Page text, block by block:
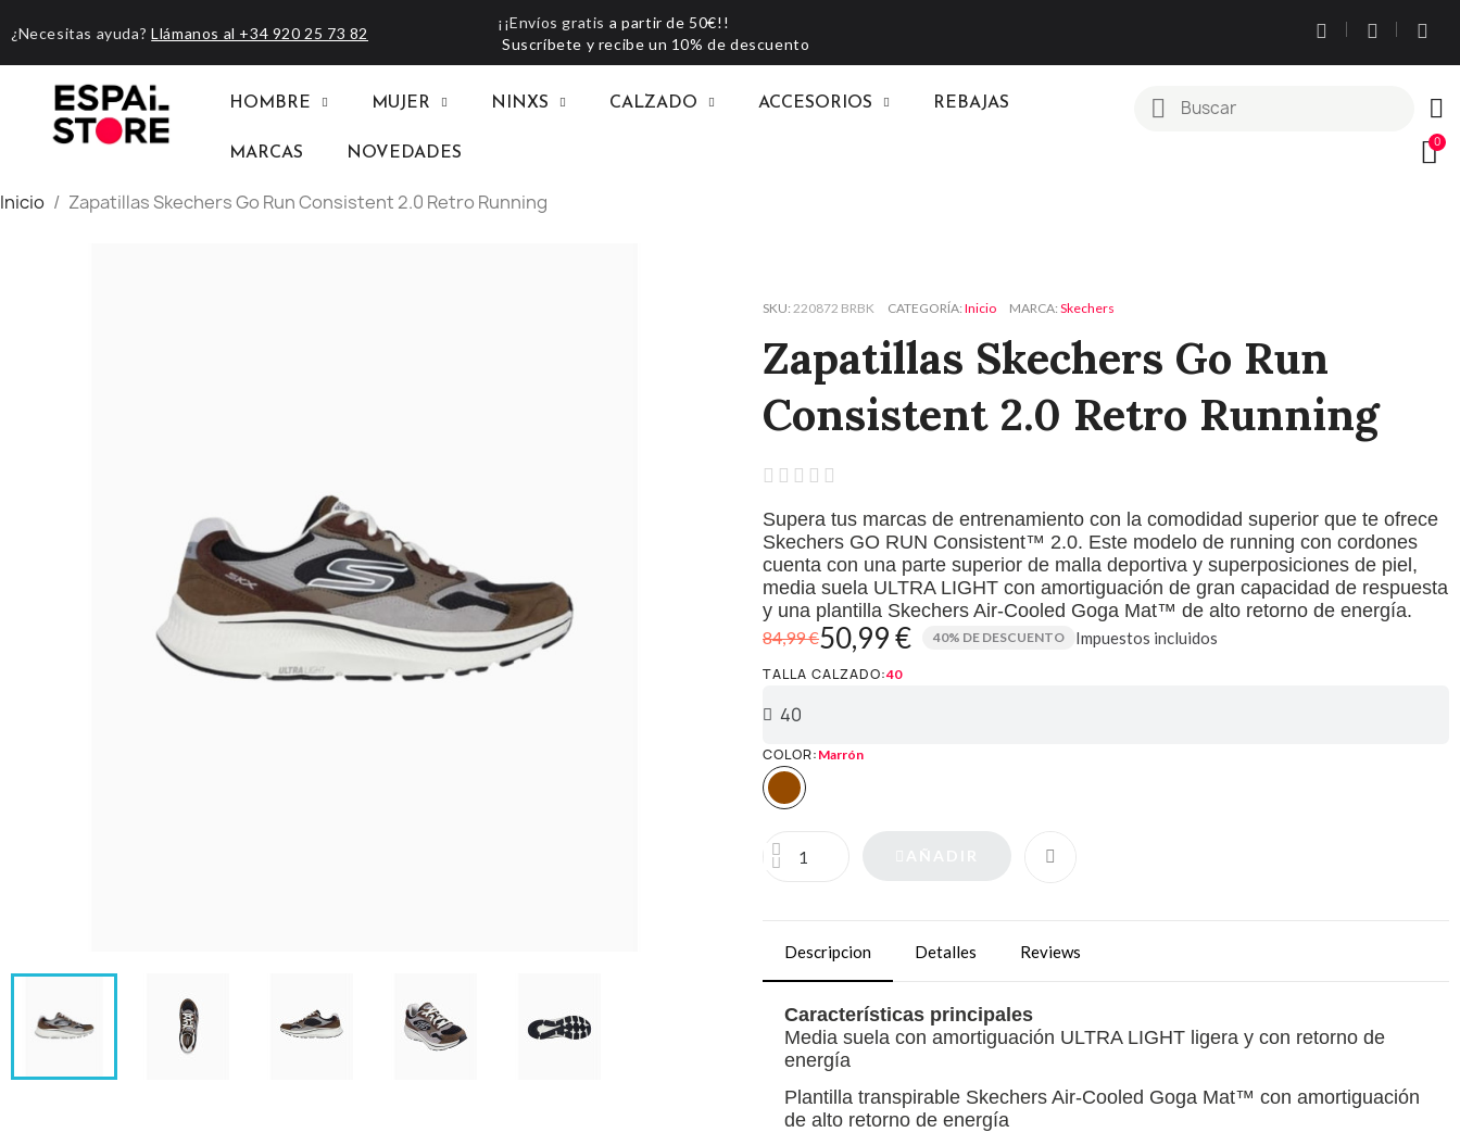
¿Necesitas ayuda? Llámanos al +34 920 25 73 82
¡¡Envíos gratis a partir de 50€!!
Suscríbete y recibe un 10% de descuento
HOMBRE MUJER NINXS CALZADO ACCESORIOS REBAJAS
MARCAS NOVEDADES
Inicio Zapatillas Skechers Go Run Consistent 2.0 Retro Running
SKU 220872 BRBK CATEGORÍA Inicio MARCA Skechers
Zapatillas Skechers Go Run
Consistent 2.0 Retro Running
    
Supera tus marcas de entrenamiento con la comodidad superior que te ofrece
Skechers GO RUN Consistent™ 2.0. Este modelo de running con cordones
cuenta con una parte superior de malla deportiva y superposiciones de piel,
media suela ULTRA LIGHT con amortiguación de gran capacidad de respuesta
y una plantilla Skechers Air-Cooled Goga Mat™ de alto retorno de energía.
84,99 €50,99 € 40% DE DESCUENTO Impuestos incluidos
TALLA CALZADO 40
COLOR Marrón
Descripcion Detalles Reviews
Características principales
Media suela con amortiguación ULTRA LIGHT ligera y con retorno de
energía
Plantilla transpirable Skechers Air-Cooled Goga Mat™ con amortiguación
de alto retorno de energía